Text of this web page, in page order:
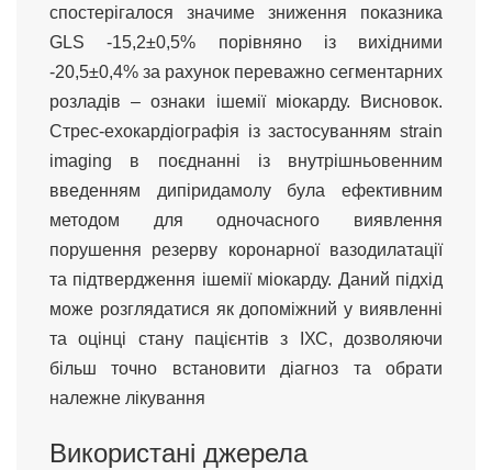
спостерігалося значиме зниження показника
GLS -15,2±0,5% порівняно із вихідними
-20,5±0,4% за рахунок переважно сегментарних
розладів – ознаки ішемії міокарду. Висновок.
Стрес-ехокардіографія із застосуванням strain
imaging в поєднанні із внутрішньовенним
введенням дипіридамолу була ефективним
методом для одночасного виявлення
порушення резерву коронарної вазодилатації
та підтвердження ішемії міокарду. Даний підхід
може розглядатися як допоміжний у виявленні
та оцінці стану пацієнтів з ІХС, дозволяючи
більш точно встановити діагноз та обрати
належне лікування
Використані джерела